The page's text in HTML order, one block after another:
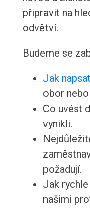
připravit na
odvětví.
Budeme se
Jak
obor
Co uvést
vynikli.
požadují.
Jak
našimi